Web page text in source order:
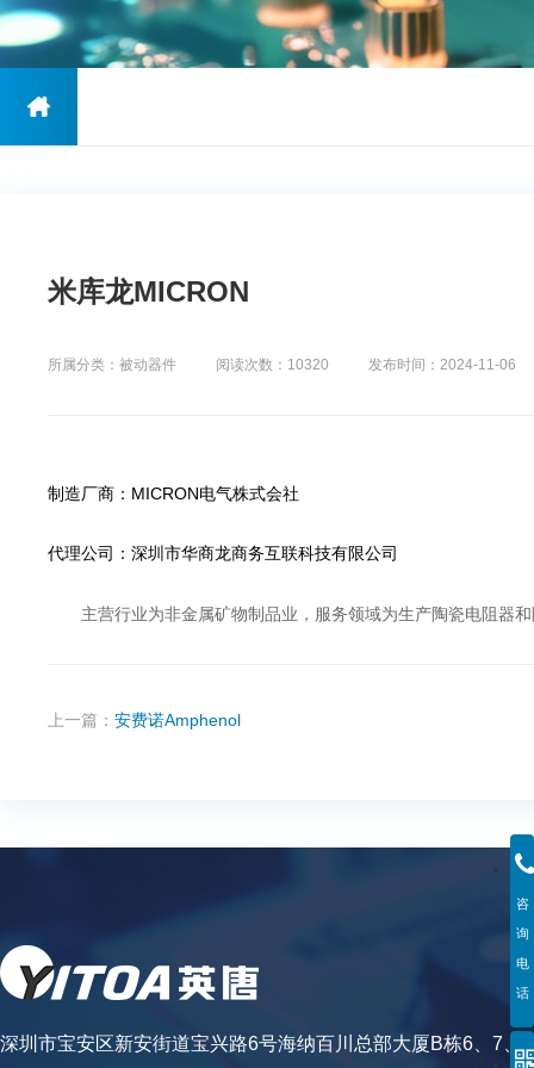
米库龙MICRON
所属分类：被动器件 阅读次数：10320 发布时间：2024-11-06
制造厂商：MICRON电气株式会社
代理公司：深圳市华商龙商务互联科技有限公司
主营行业为非金属矿物制品业，服务领域为生产陶瓷电阻器
上一篇： 安费诺Amphenol
深圳市宝安区新安街道宝兴路6号海纳百川总部大厦B栋6、7、

咨
询
电
话
